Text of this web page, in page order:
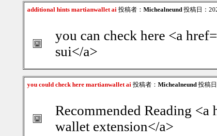
additional hints martianwallet ai 投稿者： Michealneund 投稿日：
you can check here <a
sui</a>
you could check here martianwallet ai 投稿者： Michealneund 投稿
Recommended Reading
wallet extension</a>